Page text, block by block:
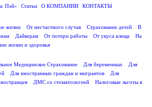
Пэй»
Статьи О КОМПАНИИ
КОНТАКТЫ
жизни
От несчастного случая Страхование детей
В
Дайверам От потери работы От укуса клеща
На
жизни и здоровья
Медицинское Страхование Для беременных
Для
Для иностранных граждан и мигрантов
Для
ДМС со стоматологией
Налоговые льготы в